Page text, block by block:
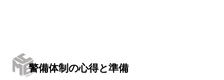
警備体制の心得と準備